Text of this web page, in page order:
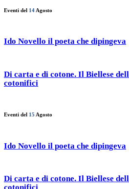
Eventi del 14 Agosto
Ido Novello il poeta che dipingeva
Di carta e di cotone. Il Biellese
cotonifici
Eventi del 15 Agosto
Ido Novello il poeta che dipingeva
Di carta e di cotone. Il Biellese